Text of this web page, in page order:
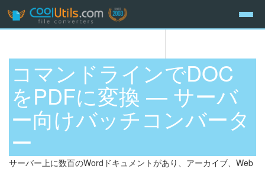
コマンドラインでDOC
をPDFに変換 — サーバ
ー向けバッチコンバータ
ー
サーバー上に数百のWordドキュメントがあり、アーカイブ、Web